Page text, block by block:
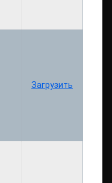
Загрузить